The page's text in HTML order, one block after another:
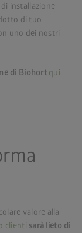
installazione
di tuo
uno dei nostri
di Biohort qui.
valore alla
clienti sarà lieto di